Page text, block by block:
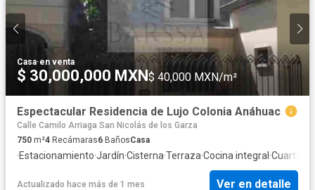
Casa·en venta
$ 30,000,000 MXN $ 40,000 MXN/m²
Espectacular Residencia de Lujo Colonia Anáhuac
Calle Camilo Arriaga San Nicolás de los Garza
750 m²4 Recámaras6 BañosCasa
·Estacionamiento·Jardín·Cisterna·Terraza·Cocina integral ·Cuarto
Actualizado hace más de 1 mes Ver en detalle